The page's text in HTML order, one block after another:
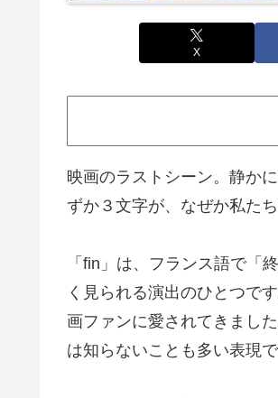
X
映画のラストシーン。静か
ずか３文字が、なぜか私た
「fin」は、フランス語で「
く見られる演出のひとつで
画ファンに愛されてきまし
は知らないことも多い表現で